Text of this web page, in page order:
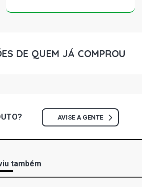
DE QUEM JÁ COMPROU
AVISE A GENTE
também